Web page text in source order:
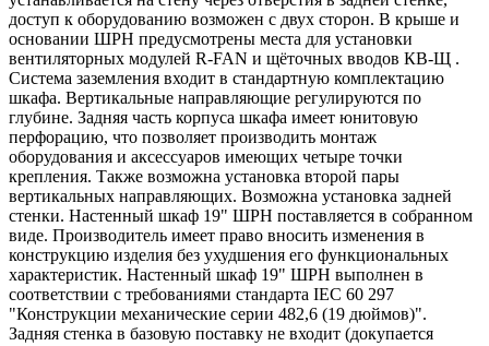
доступ к оборудованию возможен с двух сторон. В крыше и
основании ШРН предусмотрены места для установки
вентиляторных модулей R-FAN и щёточных вводов КВ-Щ .
Система заземления входит в стандартную комплектацию
шкафа. Вертикальные направляющие регулируются по
глубине. Задняя часть корпуса шкафа имеет юнитовую
перфорацию, что позволяет производить монтаж
оборудования и аксессуаров имеющих четыре точки
крепления. Также возможна установка второй пары
вертикальных направляющих. Возможна установка задней
стенки. Настенный шкаф 19" ШРН поставляется в собранном
виде. Производитель имеет право вносить изменения в
конструкцию изделия без ухудшения его функциональных
характеристик. Настенный шкаф 19" ШРН выполнен в
соответствии с требованиями стандарта IEC 60 297
"Конструкции механические серии 482,6 (19 дюймов)".
Задняя стенка в базовую поставку не входит (докупается